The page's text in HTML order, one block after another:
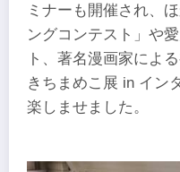
ミナーも開催され、
ングコンテスト」や
ト、著名漫画家によ
きちまめこ展 in イン
楽しませました。